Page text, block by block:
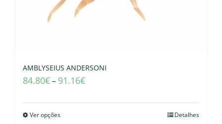
AMBLYSEIUS ANDERSONI
84.80€– 91.16€
Ver opções Detalhes